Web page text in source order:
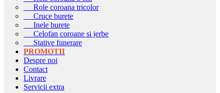
Role coroana tricolor
Cruce burete
Inele burete
Celofan coroane si jerbe
Stative funerare
PROMOTII
Despre noi
Contact
Livrare
Servicii extra